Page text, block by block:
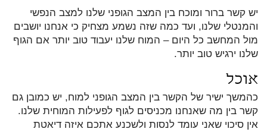
יש קשר ברור ומוכח בין המצב הגופני שלנו למצב הנפשי
והמנטלי שלנו, ועד כמה שזה נשמע מצחיק כי אנחנו יושבים
מול המחשב כל היום – המוח שלנו יעבוד טוב יותר אם הגוף
שלנו ירגיש טוב יותר.
אוכל
כהמשך ישיר של הקשר בין המצב הגופני למוח, יש כמובן גם
קשר בין מה שאנחנו מכניסים לגוף לפעילות המוחית שלנו.
אין סיכוי שאני עומד לנסות ולשכנע אתכם איזה דיאטת